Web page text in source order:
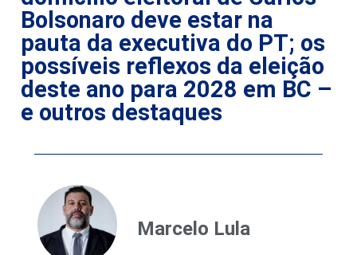
Bolsonaro deve estar na
pauta da executiva do PT; os
possíveis reflexos da eleição
deste ano para 2028 em BC –
e outros destaques
Marcelo Lula